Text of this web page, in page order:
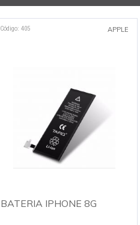
Código: 405 APPLE
BATERIA IPHONE 8G